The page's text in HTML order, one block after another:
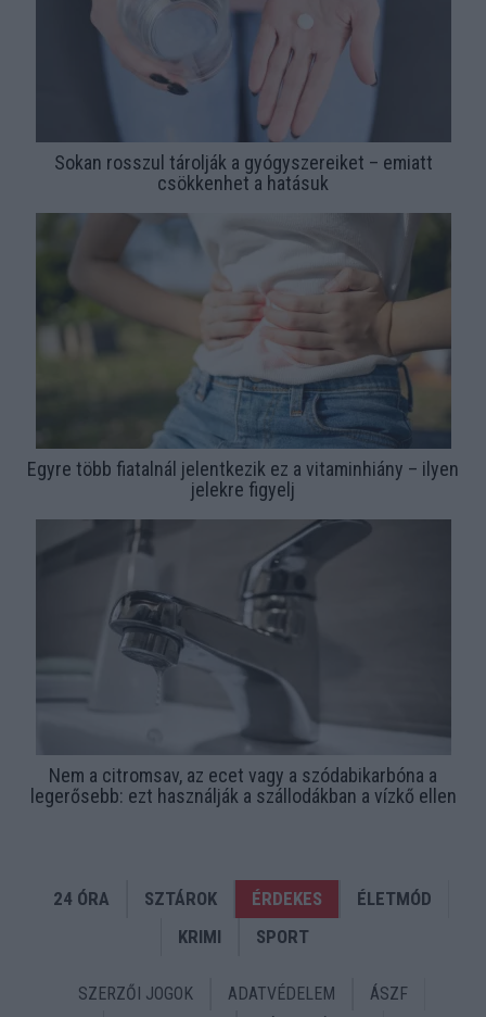
Sokan rosszul tárolják a gyógyszereiket – emiatt
csökkenhet a hatásuk
Egyre több fiatalnál jelentkezik ez a vitaminhiány – ilyen
jelekre figyelj
Nem a citromsav, az ecet vagy a szódabikarbóna a
legerősebb: ezt használják a szállodákban a vízkő ellen
24 ÓRA SZTÁROK ÉRDEKES
ÉLETMÓD
KRIMI
SPORT
SZERZŐI JOGOK ADATVÉDELEM
ÁSZF